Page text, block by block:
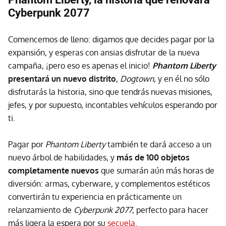
Cyberpunk 2077
Comencemos de lleno: digamos que decides pagar por la
expansión, y esperas con ansias disfrutar de la nueva
campaña, ¡pero eso es apenas el inicio! Phantom Liberty
presentará un nuevo distrito, Dogtown, y en él no sólo
disfrutarás la historia, sino que tendrás nuevas misiones,
jefes, y por supuesto, incontables vehículos esperando por
ti.
Pagar por Phantom Libertytambién te dará acceso a un
nuevo árbol de habilidades, y más de 100 objetos
completamente nuevos que sumarán aún más horas de
diversión: armas, cyberware, y complementos estéticos
convertirán tu experiencia en prácticamente un
relanzamiento de Cyberpunk 2077, perfecto para hacer
más ligera la espera por su secuela.